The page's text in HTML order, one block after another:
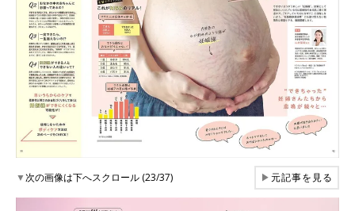
▼次の画像は下へスクロール (23/37) ▶元記事を見る